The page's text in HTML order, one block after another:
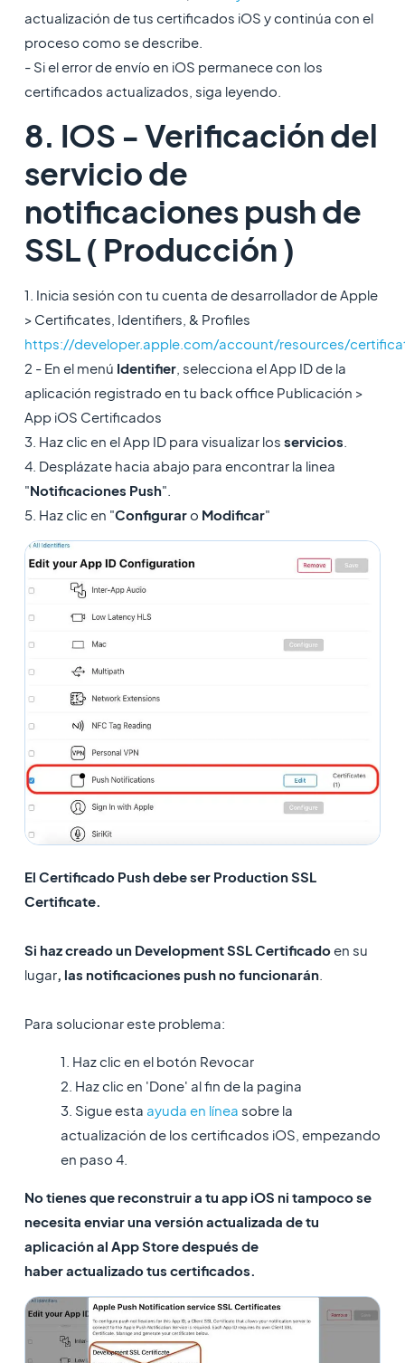
actualización de tus certificados iOS y continúa con el
proceso como se describe.
- Si el error de envío en iOS permanece con los
certificados actualizados, siga leyendo.
8. IOS - Verificación del
servicio de
notificaciones push de
SSL ( Producción )
1. Inicia sesión con tu cuenta de desarrollador de Apple
> Certificates, Identifiers, & Profiles
https://developer.apple.com/account/resources/
2 - En el menú Identifier, selecciona el App ID de la
aplicación registrado en tu back office Publicación >
App iOS Certificados
3. Haz clic en el App ID para visualizar los servicios
4. Desplázate hacia abajo para encontrar la linea
"Notificaciones Push".
5. Haz clic en "Configuraro Modificar"
El Certificado Push debe ser Production SSL
Certificate.
Si haz creado un Development SSL Certificadoen su
lugar​, las notificaciones push no funcionarán.
Para solucionar este problema:
1. Haz clic en el botón Revocar
2. Haz clic en 'Done' al fin de la pagina
3. Sigue esta ayuda en línea sobre la
actualización de los certificados iOS, empezando
en paso 4.
No tienes que reconstruir a tu app iOS ni tampoco se
necesita enviar una versión actualizada de tu
aplicación al App Store después de
haber actualizado tus certificados.